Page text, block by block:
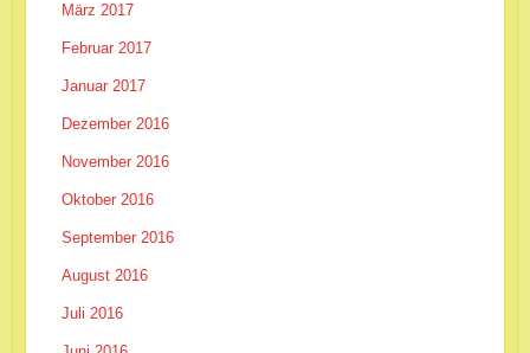
März 2017
Februar 2017
Januar 2017
Dezember 2016
November 2016
Oktober 2016
September 2016
August 2016
Juli 2016